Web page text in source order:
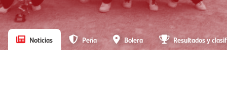
Noticias Peña Bolera Resultados y